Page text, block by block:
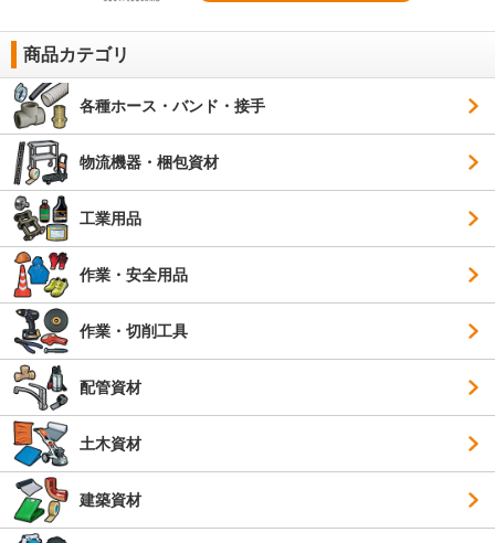
商品カテゴリ
各種ホース・バンド・接手
物流機器・梱包資材
工業用品
作業・安全用品
作業・切削工具
配管資材
土木資材
建築資材